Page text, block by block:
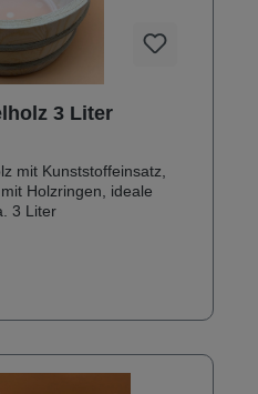
3 Liter
mit Kunststoffeinsatz,
Holzringen, ideale
3 Liter